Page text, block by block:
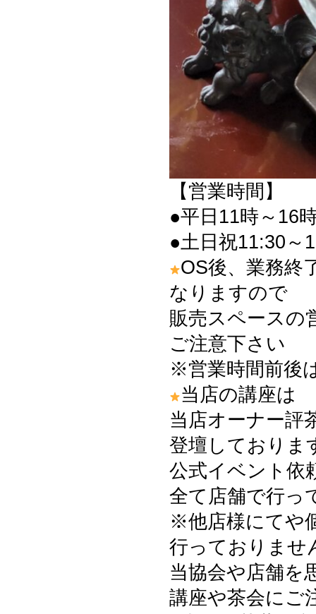
【営業時間】
●平日11時～16
●土日祝11:30～
OS後、業務終
なりますので
販売スペースの
ご注意下さい
※営業時間前後
当店の講座は
当店オーナー評
登壇しておりま
公式イベント依
全て店舗で行っ
※他店様にてや
行っておりませ
当協会や店舗を
講座や茶会にご